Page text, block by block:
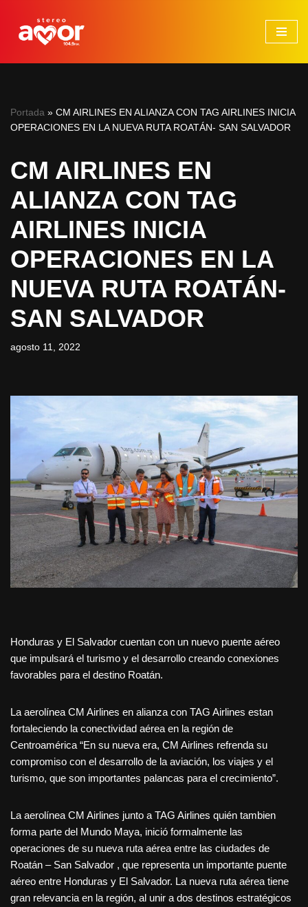
Saltar
Portada » CM AIRLINES EN ALIANZA CON TAG AIRLINES INICIA
OPERACIONES EN LA NUEVA RUTA ROATÁN- SAN SALVADOR
CM AIRLINES EN
ALIANZA CON TAG
AIRLINES INICIA
OPERACIONES EN LA
NUEVA RUTA ROATÁN-
SAN SALVADOR
agosto 11, 2022
Honduras y El Salvador cuentan con un nuevo puente aéreo
que impulsará el turismo y el desarrollo creando conexiones
favorables para el destino Roatán.
La aerolínea CM Airlines en alianza con TAG Airlines estan
fortaleciendo la conectividad aérea en la región de
Centroamérica “En su nueva era, CM Airlines refrenda su
compromiso con el desarrollo de la aviación, los viajes y el
turismo, que son importantes palancas para el crecimiento”.
La aerolínea CM Airlines junto a TAG Airlines quién tambien
forma parte del Mundo Maya, inició formalmente las
operaciones de su nueva ruta aérea entre las ciudades de
Roatán – San Salvador , que representa un importante puente
aéreo entre Honduras y El Salvador. La nueva ruta aérea tiene
gran relevancia en la región, al unir a dos destinos estratégicos